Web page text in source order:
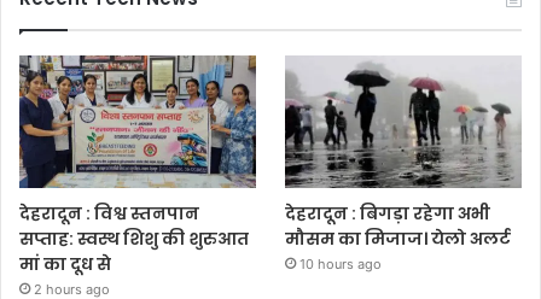
देहरादून : विश्व स्तनपान
सप्ताह: स्वस्थ शिशु की शुरुआत
मां का दूध से
2 hours ago
देहरादून : बिगड़ा रहेगा अभी
मौसम का मिजाज। येलो अलर्ट
10 hours ago